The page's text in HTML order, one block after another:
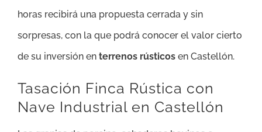
horas recibirá una propuesta cerrada y sin
sorpresas, con la que podrá conocer el valor cierto
de su inversión en terrenos rústicos en Castellón.
Tasación Finca Rústica con
Nave Industrial en Castellón